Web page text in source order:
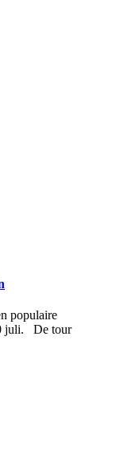
populaire
juli. De tour